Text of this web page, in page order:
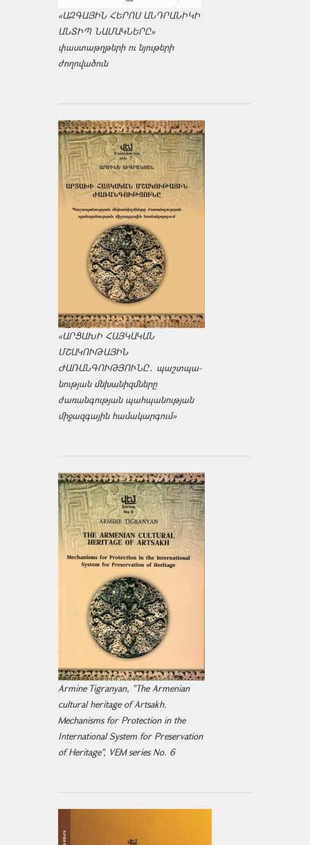
«ԱԶԳԱՅԻՆ ՀԵՐՈՍ ԱՆԴՐԱՆԻԿԻ
ԱՆՏԻՊ ՆԱՄԱԿՆԵՐԸ»
փաստաթղթերի ու նյութերի
ժողովածուն
«ԱՐՑԱԽԻ ՀԱՅԿԱԿԱՆ
ՄՇԱԿՈՒԹԱՅԻՆ
ԺԱՌԱՆԳՈՒԹՅՈՒՆԸ․ պաշտպա­
նության մեխանիզմները
ժառանգության պահպանության
միջազ­գային համակարգում»
Armine Tigranyan, "The Armenian
cultural heritage of Artsakh.
Mechanisms for Protection in the
International System for Preservation
of Heritage", VEM series No. 6